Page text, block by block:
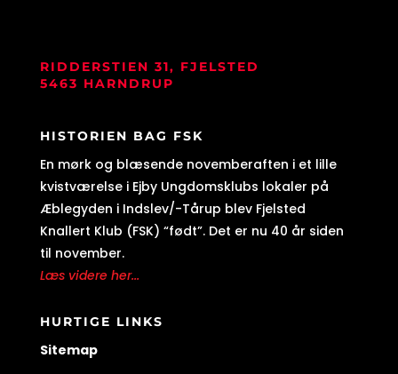
RIDDERSTIEN 31, FJELSTED
5463 HARNDRUP
HISTORIEN BAG FSK
En mørk og blæsende novemberaften i et lille
kvistværelse i Ejby Ungdomsklubs lokaler på
Æblegyden i Indslev/-Tårup blev Fjelsted
Knallert Klub (FSK) “født”. Det er nu 40 år siden
til november.
Læs videre her...
HURTIGE LINKS
Sitemap